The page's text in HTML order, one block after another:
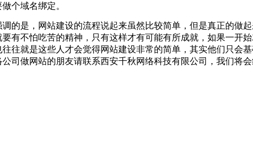
个域名绑定。
的是，网站建设的流程说起来虽然比较简单，但是真正的做
有不怕吃苦的精神，只有这样才有可能有所成就，如果一开
往就是这些人才会觉得网站建设非常的简单，其实他们只会
司做网站的朋友请联系西安千秋网络科技有限公司，我们将会